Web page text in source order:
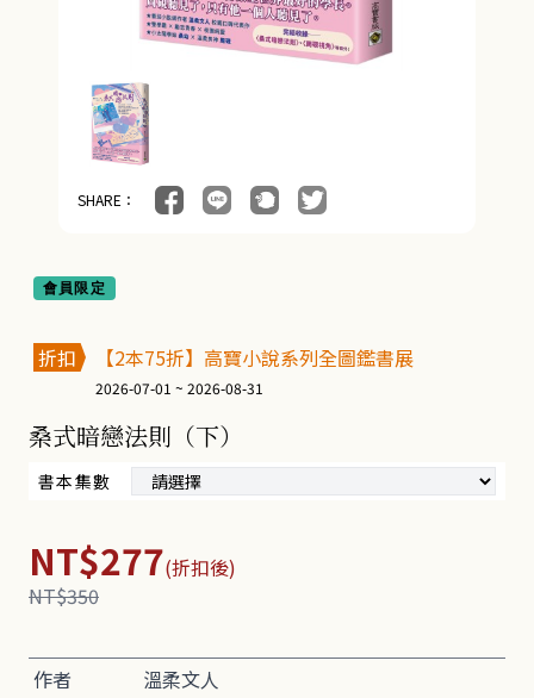
SHARE：
會員限定
折扣 【2本75折】高寶小說系列全圖鑑書展
2026-07-01 ~ 2026-08-31
桑式暗戀法則（下）
書本集數
NT$277(折扣後)
NT$350
作者
溫柔文人